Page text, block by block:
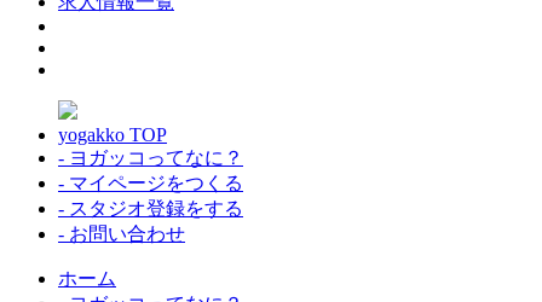
yogakko TOP
- ヨガッコってなに？
- マイページをつくる
- スタジオ登録をする
- お問い合わせ
ホーム